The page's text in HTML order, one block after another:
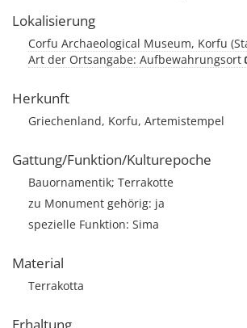
Lokalisierung
Corfu Archaeological Museum, Korfu
Art der Ortsangabe: Aufbewahrungsort
Herkunft
Griechenland, Korfu, Artemistempel
Gattung/Funktion/Kulturepoche
Bauornamentik; Terrakotte
zu Monument gehörig: ja
spezielle Funktion: Sima
Material
Terrakotta